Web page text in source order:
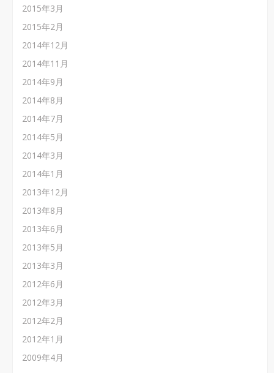
2015年3月
2015年2月
2014年12月
2014年11月
2014年9月
2014年8月
2014年7月
2014年5月
2014年3月
2014年1月
2013年12月
2013年8月
2013年6月
2013年5月
2013年3月
2012年6月
2012年3月
2012年2月
2012年1月
2009年4月